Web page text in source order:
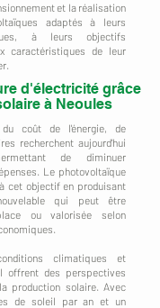
et la réalisation
adaptés à leurs
à leurs objectifs
caractéristiques de leur
d'électricité grâce
à Neoules
coût de l'énergie, de
recherchent aujourd'hui
de diminuer
Le photovoltaïque
cet objectif en produisant
qui peut être
ou valorisée selon
climatiques et
offrent des perspectives
production solaire. Avec
de soleil par an et un